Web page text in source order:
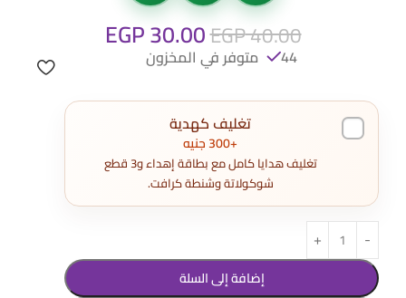
EGP40.00
EGP30.00
44 متوفر في المخزون
تغليف كهدية
+300 جنيه
تغليف هدايا كامل مع بطاقة إهداء و3 قطع
شوكولاتة وشنطة كرافت.
إضافة إلى السلة